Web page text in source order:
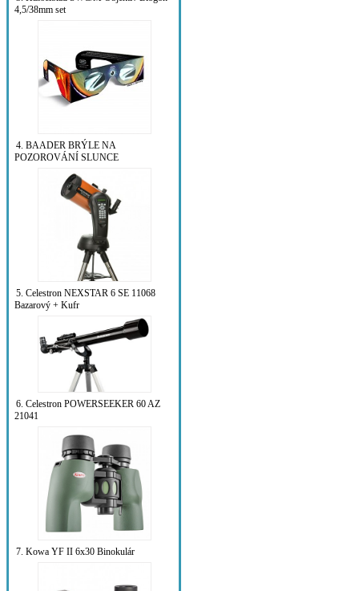
4,5/38mm set
4. BAADER BRÝLE NA
POZOROVÁNÍ SLUNCE
5. Celestron NEXSTAR 6 SE 11068
Bazarový + Kufr
6. Celestron POWERSEEKER 60 AZ
21041
7. Kowa YF II 6x30 Binokulár